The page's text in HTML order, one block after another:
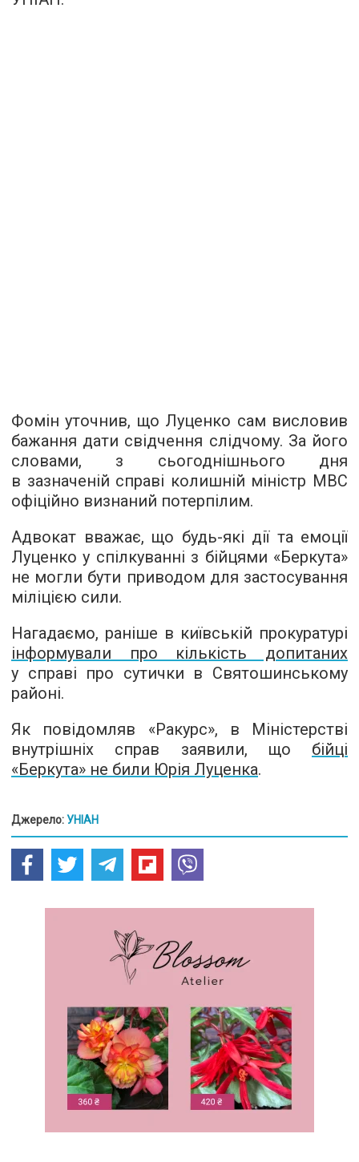
Фомін уточнив, що Луценко сам висловив
бажання дати свідчення слідчому. За його
словами, з сьогоднішнього дня
в зазначеній справі колишній міністр МВС
офіційно визнаний потерпілим.
Адвокат вважає, що будь-які дії та емоції
Луценко у спілкуванні з бійцями «Беркута»
не могли бути приводом для застосування
міліцією сили.
Нагадаємо, раніше в київській прокуратурі
інформували про кількість допитаних
у справі про сутички в Святошинському
районі.
Як повідомляв «Ракурс», в Міністерстві
внутрішніх справ заявили, що бійці
«Беркута» не били Юрія Луценка.
Джерело:УНІАН